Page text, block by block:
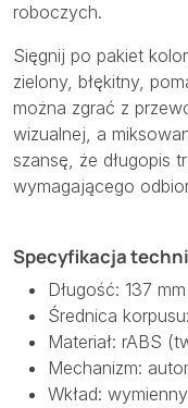
roboczych.
Sięgnij po pakiet
zielony, błękitny,
można zgrać z
wizualnej, a
szansę, że długopis
wymagającego
Specyfikacja
Długość: 137 mm
Średnica
Materiał: rABS
Mechanizm:
Wkład: